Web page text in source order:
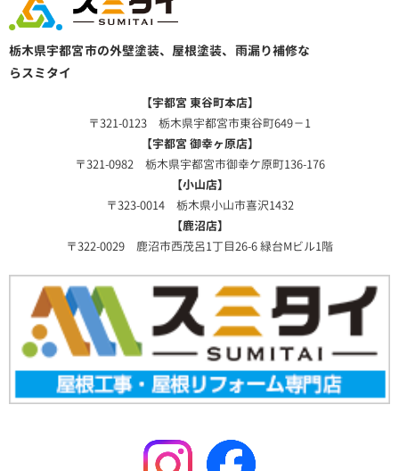
栃木県宇都宮市の外壁塗装、屋根塗装、雨漏り補修な
らスミタイ
【宇都宮 東谷町本店】
〒321-0123 栃木県宇都宮市東谷町649－1
【宇都宮 御幸ヶ原店】
〒321-0982 栃木県宇都宮市御幸ケ原町136-176
【小山店】
〒323-0014 栃木県小山市喜沢1432
【鹿沼店】
〒322-0029 鹿沼市西茂呂1丁目26-6 緑台Mビル1階